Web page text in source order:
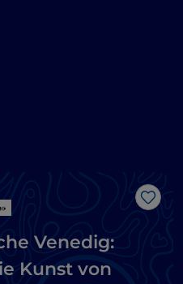
Like
Venedig:
Kunst von